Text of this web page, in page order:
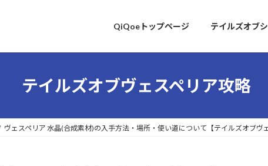
QiQoeトップページ テイルズオブ
テイルズオブヴェスペリア攻略
ヴェスペリア 水晶(合成素材)の入手方法・場所・使い道について【テイルズオブヴ